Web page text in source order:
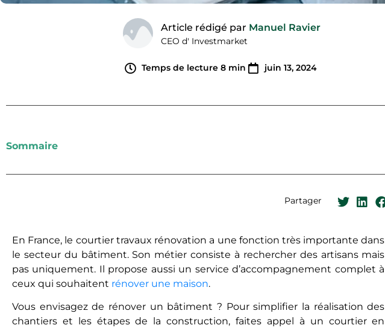
Article rédigé par Manuel Ravier
CEO d' Investmarket
Temps de lecture8 min juin 13, 2024
Sommaire
Partager
En France, le courtier travaux rénovation a une fonction très importante dans
le secteur du bâtiment. Son métier consiste à rechercher des artisans mais
pas uniquement. Il propose aussi un service d’accompagnement complet à
ceux qui souhaitent rénover une maison.
Vous envisagez de rénover un bâtiment ? Pour simplifier la réalisation des
chantiers et les étapes de la construction, faites appel à un courtier en